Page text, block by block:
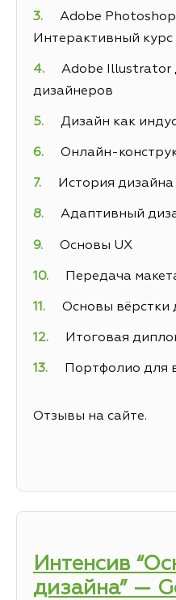
Adobe
Интерактивный курс
Adobe Illustrator
дизайнеров
Дизайн как
Онлайн-
История дизайна
Адаптивный
Основы UX
Передача
Основы вёрстки
Итоговая
Портфолио для
Отзывы на сайте.
Интенсив
дизайна” —